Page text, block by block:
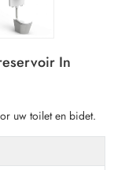
In
uw toilet en bidet.